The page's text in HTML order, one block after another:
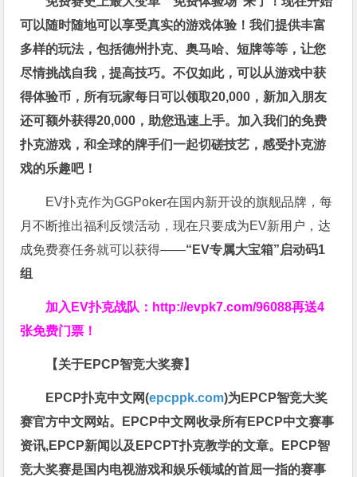
可以随时随地可以享受真实的游戏体验！我们提供丰富
多样的玩法，包括德州扑克、奥马哈、短牌等等，让您
尽情挑战自我，提高技巧。不仅如此，可以从游戏中获
得体验币，所有玩家每日可以领取20,000，新加入朋友
还可额外获得20,000，助您迅速上手。 加入我们的免费
扑克游戏，和全球的牌手们一起切磋技艺，感受扑克游
戏的乐趣吧！
EV扑克作为GGPoker在国内新开设的旗舰品牌，每
月不断推出福利反馈活动，现在只要成为EV新用户，达
成免费赛任务就可以获得——“EV专属大宝箱”启动码1
组
加入EV扑克战队： http://evpk7.com/96088再送4
张免费门票！
【关于EPCP智竞大奖赛】
EPCP扑克中文网(epcppk.com)为EPCP智竞大奖
赛官方中文网站。EPCP中文网收录所有EPCP中文赛事
资讯,EPCP新闻以及EPCPT扑克教学的文章。EPCP智
竞大奖赛是国内电视游戏和娱乐领域的首屈一指的赛事